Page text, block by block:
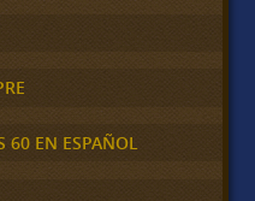
60 EN ESPAÑOL